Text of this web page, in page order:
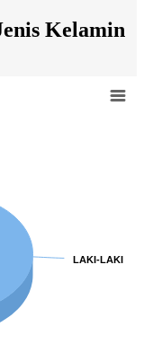
Kelamin
LAKI-LAKI
LAKI-LAKI